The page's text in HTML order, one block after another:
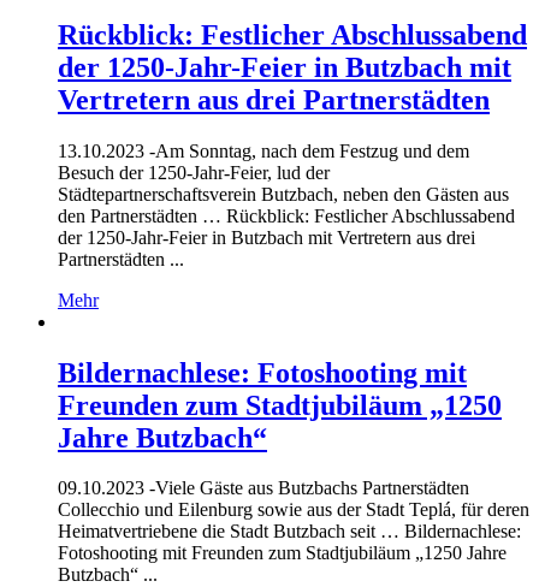
Rückblick: Festlicher Abschlussabend
der 1250-Jahr-Feier in Butzbach mit
Vertretern aus drei Partnerstädten
13.10.2023 -Am Sonntag, nach dem Festzug und dem
Besuch der 1250-Jahr-Feier, lud der
Städtepartnerschaftsverein Butzbach, neben den Gästen aus
den Partnerstädten … Rückblick: Festlicher Abschlussabend
der 1250-Jahr-Feier in Butzbach mit Vertretern aus drei
Partnerstädten ...
Mehr
Bildernachlese: Fotoshooting mit
Freunden zum Stadtjubiläum „1250
Jahre Butzbach“
09.10.2023 -Viele Gäste aus Butzbachs Partnerstädten
Collecchio und Eilenburg sowie aus der Stadt Teplá, für deren
Heimatvertriebene die Stadt Butzbach seit … Bildernachlese:
Fotoshooting mit Freunden zum Stadtjubiläum „1250 Jahre
Butzbach“ ...